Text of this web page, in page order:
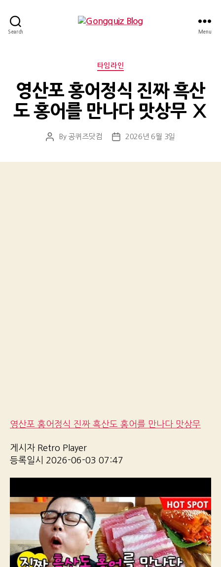
Search Menu
Categories
타임라인
영산포 홍어정식 진짜 흑산
도 홍어를 만나다 맛상무 Ⅹ
PostBy 공퀴즈닷컴
Post2026년 6월 3일
영산포 홍어정식 진짜 흑산도 홍어를 만나다 맛상무
게시자 Retro Player
등록일시 2026-06-03 07:47